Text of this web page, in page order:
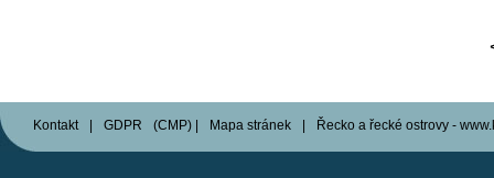
Kontakt GDPR (CMP) Mapa stránek Řecko a řecké ostrovy -